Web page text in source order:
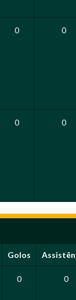
0 0
0 0
Golos
0 0